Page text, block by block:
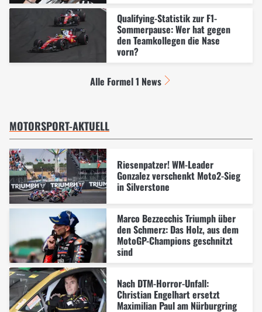
Qualifying-Statistik zur F1-
Sommerpause: Wer hat gegen
den Teamkollegen die Nase
vorn?
Alle Formel 1 News
MOTORSPORT-AKTUELL
Riesenpatzer! WM-Leader
Gonzalez verschenkt Moto2-Sieg
in Silverstone
Marco Bezzecchis Triumph über
den Schmerz: Das Holz, aus dem
MotoGP-Champions geschnitzt
sind
Nach DTM-Horror-Unfall:
Christian Engelhart ersetzt
Maximilian Paul am Nürburgring